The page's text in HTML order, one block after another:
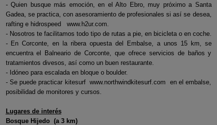
- Quien busque más emoción, en el Alto Ebro, muy próximo a Santa
Gadea, se practica, con asesoramiento de profesionales si así se desea,
rafting e hidrospeed www.h2ur.com.
- Nosotros te facilitamos todo tipo de rutas a pie, en bicicleta o en coche.
- En Corconte, en la ribera opuesta del Embalse, a unos 15 km, se
encuentra el Balneario de Corconte, que ofrece servicios de baños y
tratamientos divesos, así como un buen restaurante.
- Idóneo para escalada en bloque o boulder.
- Se puede practicar kitesurf www.northwindkitesurf.com en el embalse,
posibilidad de monitores y cursos.
Lugares de interés
Bosque Hijedo (a 3 km)